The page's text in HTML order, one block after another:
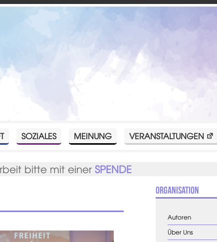
SOZIALES MEINUNG VERANSTALTUNGEN
bitte mit einerSPENDE
Organisation
Autoren
Über Uns